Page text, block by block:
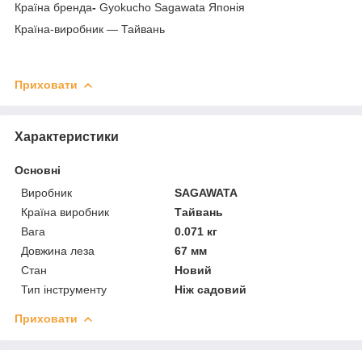
Країна бренда- Gyokucho Sagawata Японія
Країна-виробник — Тайвань
Приховати
Характеристики
Основні
Виробник
SAGAWATA
Країна виробник
Тайвань
Вага
0.071 кг
Довжина леза
67 мм
Стан
Новий
Тип інструменту
Ніж садовий
Приховати